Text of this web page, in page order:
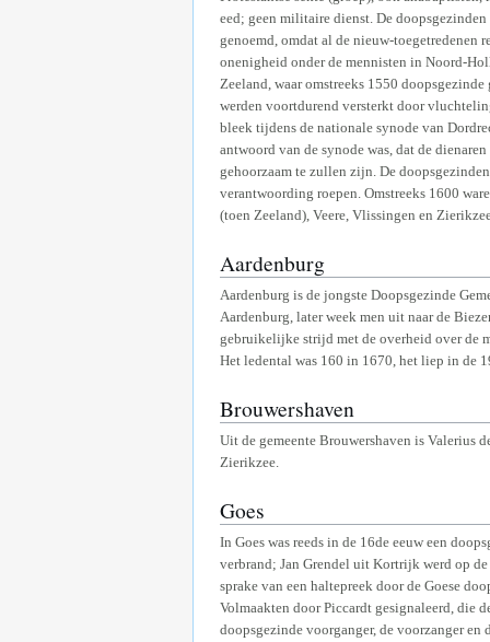
eed; geen militaire dienst. De
genoemd, omdat al de nieuw-toegetredenen
onenigheid onder de mennisten in Noord-
Zeeland, waar omstreeks 1550
werden voortdurend versterkt door
bleek tijdens de nationale synode van
antwoord van de synode was, dat de
gehoorzaam te zullen zijn. De
verantwoording roepen. Omstreeks 1600
(toen Zeeland), Veere, Vlissingen en
Aardenburg
Aardenburg is de jongste Doopsgezinde
Aardenburg, later week men uit naar de
gebruikelijke strijd met de overheid over de
Het ledental was 160 in 1670, het liep in de
Brouwershaven
Uit de gemeente Brouwershaven is Valerius
Zierikzee.
Goes
In Goes was reeds in de 16de eeuw een
verbrand; Jan Grendel uit Kortrijk werd op
sprake van een haltepreek door de Goese
Volmaakten door Piccardt gesignaleerd, die
doopsgezinde voorganger, de voorzanger